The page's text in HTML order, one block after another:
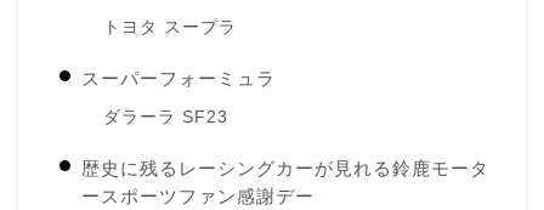
トヨタ スープラ
スーパーフォーミュラ
ダラーラ SF23
歴史に残るレーシングカーが見れる鈴鹿モータ
ースポーツファン感謝デー